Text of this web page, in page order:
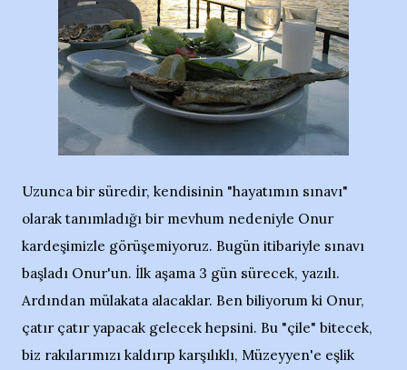
Uzunca bir süredir, kendisinin "hayatımın sınavı"
olarak tanımladığı bir mevhum nedeniyle Onur
kardeşimizle görüşemiyoruz. Bugün itibariyle sınavı
başladı Onur'un. İlk aşama 3 gün sürecek, yazılı.
Ardından mülakata alacaklar. Ben biliyorum ki Onur,
çatır çatır yapacak gelecek hepsini. Bu "çile" bitecek,
biz rakılarımızı kaldırıp karşılıklı, Müzeyyen'e eşlik